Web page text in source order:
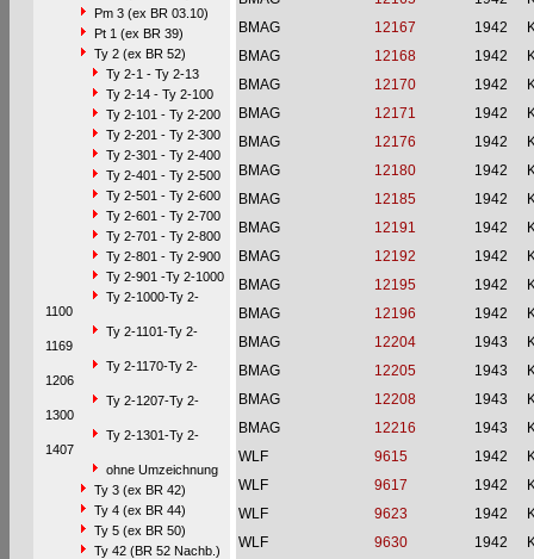
Pm 3 (ex BR 03.10)
Pt 1 (ex BR 39)
Ty 2 (ex BR 52)
Ty 2-1 - Ty 2-13
Ty 2-14 - Ty 2-100
Ty 2-101 - Ty 2-200
Ty 2-201 - Ty 2-300
Ty 2-301 - Ty 2-400
Ty 2-401 - Ty 2-500
Ty 2-501 - Ty 2-600
Ty 2-601 - Ty 2-700
Ty 2-701 - Ty 2-800
Ty 2-801 - Ty 2-900
Ty 2-901 -Ty 2-1000
Ty 2-1000-Ty 2-
1100
Ty 2-1101-Ty 2-
1169
Ty 2-1170-Ty 2-
1206
Ty 2-1207-Ty 2-
1300
Ty 2-1301-Ty 2-
1407
ohne Umzeichnung
Ty 3 (ex BR 42)
Ty 4 (ex BR 44)
Ty 5 (ex BR 50)
Ty 42 (BR 52 Nachb.)
BMAG
12167 1942
BMAG
12168 1942
BMAG
12170 1942
BMAG
12171 1942
BMAG
12176 1942
BMAG
12180 1942
BMAG
12185 1942
BMAG
12191 1942
BMAG
12192 1942
BMAG
12195 1942
BMAG
12196 1942
BMAG
12204 1943
BMAG
12205 1943
BMAG
12208 1943
BMAG
12216 1943
WLF
9615 1942
WLF
9617 1942
WLF
9623 1942
WLF
9630 1942